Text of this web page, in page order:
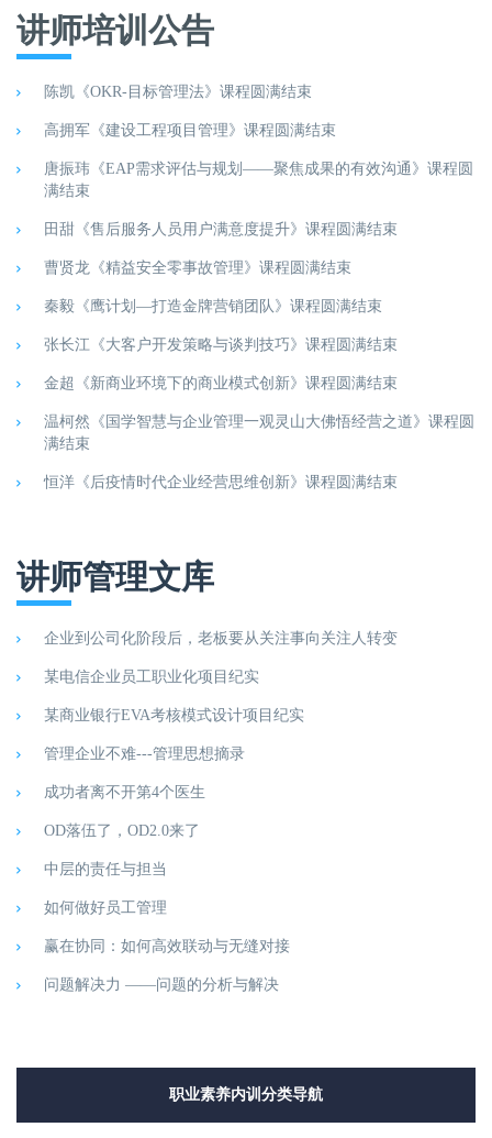
讲师培训公告
陈凯《OKR-目标管理法》课程圆满结束
高拥军《建设工程项目管理》课程圆满结束
唐振玮《EAP需求评估与规划——聚焦成果的有效沟通》课程圆
满结束
田甜《售后服务人员用户满意度提升》课程圆满结束
曹贤龙《精益安全零事故管理》课程圆满结束
秦毅《鹰计划—打造金牌营销团队》课程圆满结束
张长江《大客户开发策略与谈判技巧》课程圆满结束
金超《新商业环境下的商业模式创新》课程圆满结束
温柯然《国学智慧与企业管理一观灵山大佛悟经营之道》课程圆
满结束
恒洋《后疫情时代企业经营思维创新》课程圆满结束
讲师管理文库
企业到公司化阶段后，老板要从关注事向关注人转变
某电信企业员工职业化项目纪实
某商业银行EVA考核模式设计项目纪实
管理企业不难---管理思想摘录
成功者离不开第4个医生
OD落伍了，OD2.0来了
中层的责任与担当
如何做好员工管理
赢在协同：如何高效联动与无缝对接
问题解决力 ——问题的分析与解决
职业素养内训分类导航